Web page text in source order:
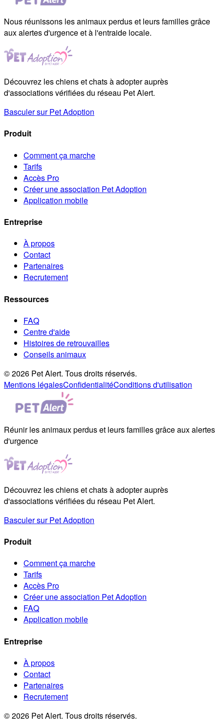
Nous réunissons les animaux perdus et leurs familles grâce
aux alertes d'urgence et à l'entraide locale.
Découvrez les chiens et chats à adopter auprès
d'associations vérifiées du réseau Pet Alert.
Basculer sur Pet Adoption
Produit
Comment ça marche
Tarifs
Accès Pro
Créer une association Pet Adoption
Application mobile
Entreprise
À propos
Contact
Partenaires
Recrutement
Ressources
FAQ
Centre d'aide
Histoires de retrouvailles
Conseils animaux
© 2026 Pet Alert. Tous droits réservés.
Mentions légalesConfidentialitéConditions d'utilisation
Réunir les animaux perdus et leurs familles grâce aux alertes
d'urgence
Découvrez les chiens et chats à adopter auprès
d'associations vérifiées du réseau Pet Alert.
Basculer sur Pet Adoption
Produit
Comment ça marche
Tarifs
Accès Pro
Créer une association Pet Adoption
FAQ
Application mobile
Entreprise
À propos
Contact
Partenaires
Recrutement
© 2026 Pet Alert. Tous droits réservés.